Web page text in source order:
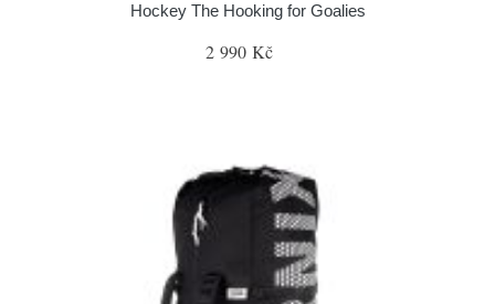
Hockey The Hooking for Goalies
2 990 Kč